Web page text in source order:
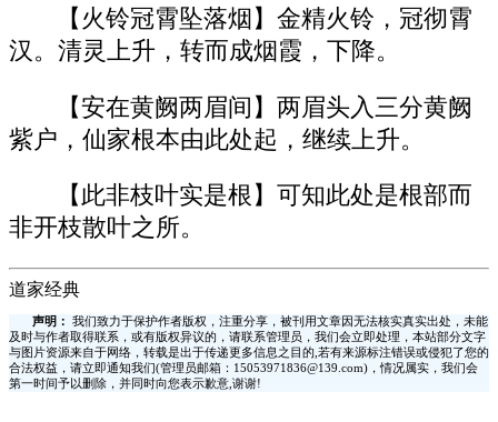
【火铃冠霄坠落烟】金精火铃，冠彻霄
汉。清灵上升，转而成烟霞，下降。
【安在黄阙两眉间】两眉头入三分黄阙
紫户，仙家根本由此处起，继续上升。
【此非枝叶实是根】可知此处是根部而
非开枝散叶之所。
道家经典
声明：
我们致力于保护作者版权，注重分享，被刊用文章因无法核实真实出处，未能
及时与作者取得联系，或有版权异议的，请联系管理员，我们会立即处理，本站部分文字
与图片资源来自于网络，转载是出于传递更多信息之目的,若有来源标注错误或侵犯了您的
合法权益，请立即通知我们(管理员邮箱：15053971836@139.com)，情况属实，我们会
第一时间予以删除，并同时向您表示歉意,谢谢!